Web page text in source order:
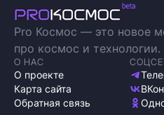
Pro Космос — это новое
про космос и технологии.
О НАС
О проекте
Карта сайта
Обратная связь